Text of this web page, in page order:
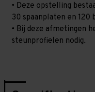
• Deze opstelling
30 spaanplaten en 120
• Bij deze afmetingen
steunprofielen nodig.